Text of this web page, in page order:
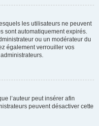
les utilisateurs ne peuvent
sont automatiquement expirés.
ou un modérateur du
également verrouiller vos
l’auteur peut insérer afin
peuvent désactiver cette